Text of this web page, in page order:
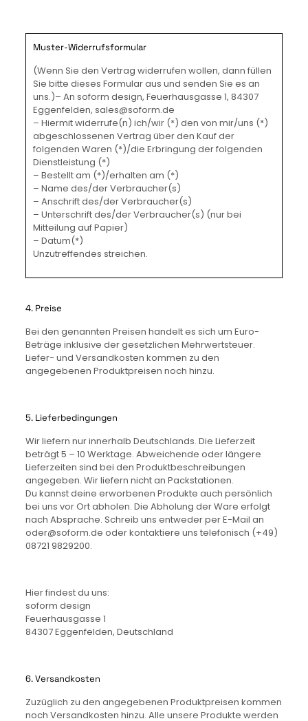
Muster-Widerrufsformular
(Wenn Sie den Vertrag widerrufen wollen, dann füllen
Sie bitte dieses Formular aus und senden Sie es an
uns.)– An soform design, Feuerhausgasse 1, 84307
Eggenfelden, sales@soform.de
– Hiermit widerrufe(n) ich/wir (*) den von mir/uns (*)
abgeschlossenen Vertrag über den Kauf der
folgenden Waren (*)/die Erbringung der folgenden
Dienstleistung (*)
– Bestellt am (*)/erhalten am (*)
– Name des/der Verbraucher(s)
– Anschrift des/der Verbraucher(s)
– Unterschrift des/der Verbraucher(s) (nur bei
Mitteilung auf Papier)
– Datum(*)
Unzutreffendes streichen.
4. Preise
Bei den genannten Preisen handelt es sich um Euro-
Beträge inklusive der gesetzlichen Mehrwertsteuer.
Liefer- und Versandkosten kommen zu den
angegebenen Produktpreisen noch hinzu.
5. Lieferbedingungen
Wir liefern nur innerhalb Deutschlands. Die Lieferzeit
beträgt 5 – 10 Werktage. Abweichende oder längere
Lieferzeiten sind bei den Produktbeschreibungen
angegeben. Wir liefern nicht an Packstationen.
Du kannst deine erworbenen Produkte auch persönlich
bei uns vor Ort abholen. Die Abholung der Ware erfolgt
nach Absprache. Schreib uns entweder per E-Mail an
oder@soform.de oder kontaktiere uns telefonisch (+49)
08721 9829200.
Hier findest du uns:
soform design
Feuerhausgasse 1
84307 Eggenfelden, Deutschland
6. Versandkosten
Zuzüglich zu den angegebenen Produktpreisen kommen
noch Versandkosten hinzu. Alle unsere Produkte werden